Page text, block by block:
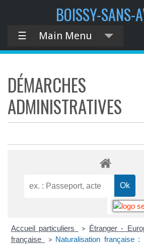
BOISSY-SANS-
☰ Main Menu
DÉMARCHES
ADMINISTRATIVES
Accueil particuliers > Étranger -
française
> Naturalisation française :